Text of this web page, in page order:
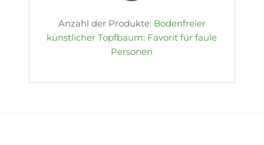
Anzahl der Produkte:Bodenfreier
künstlicher Topfbaum: Favorit für faule
Personen